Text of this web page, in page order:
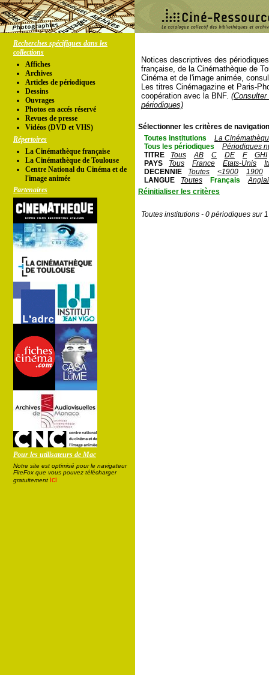
Recherches spécifiques dans les
collections
Affiches
Archives
Articles de périodiques
Dessins
Ouvrages
Photos en accés réservé
Revues de presse
Vidéos (DVD et VHS)
Répertoires
La Cinémathèque française
La Cinémathèque de Toulouse
Centre National du Cinéma et de
l'image animée
Partenaires
Pour les utilisateurs de Mac
Notre site est optimisé pour le navigateur
FireFox que vous pouvez télécharger
gratuitement ici
Notices descriptives des
française, de la Cinémathèque de
Cinéma et de l'image animée,
Les titres Cinémagazine et Paris-
coopération avec la BNF.
périodiques)
Sélectionner les critères de
Toutes institutions
La
Tous les périodiques
Périodiques
TITRE
Tous AB C DE F
GHI
PAYS
Tous France Etats-Unis
DECENNIE
Toutes <1900
1900
LANGUE
Toutes Français
Réinitialiser les critères
Toutes institutions - 0 périodiques sur